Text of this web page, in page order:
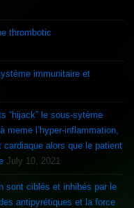
thrombotic
immunitaire et
“hijack” le sous-sytème
meme l’hyper-inflammation,
cardiaque alors que le patient
July 10, 2021
sont ciblés et inhibés par le
antipyrétiques et la force